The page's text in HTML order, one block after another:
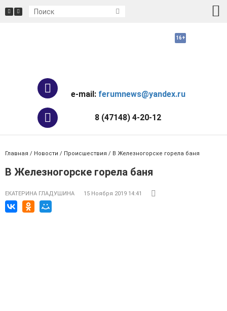
e-mail: ferumnews@yandex.ru
8 (47148) 4-20-12
Главная / Новости / Происшествия / В Железногорске горела баня
В Железногорске горела баня
ЕКАТЕРИНА ГЛАДУШИНА 15 Ноября 2019 14:41